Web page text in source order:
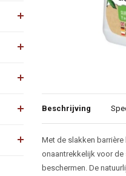
Beschrijving
Beschrijving
Met de slakken
onaantrekkelijk voor de
beschermen. De